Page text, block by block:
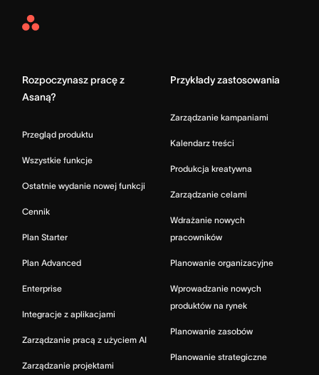
Asana
Rozpoczynasz pracę z
Asaną?
Przegląd produktu
Wszystkie funkcje
Ostatnie wydanie nowej funkcji
Cennik
Plan Starter
Plan Advanced
Enterprise
Integracje z aplikacjami
Zarządzanie pracą z użyciem AI
Zarządzanie projektami
Przykłady zastosowania
Zarządzanie kampaniami
Kalendarz treści
Produkcja kreatywna
Zarządzanie celami
Wdrażanie nowych
pracowników
Planowanie organizacyjne
Wprowadzanie nowych
produktów na rynek
Planowanie zasobów
Planowanie strategiczne